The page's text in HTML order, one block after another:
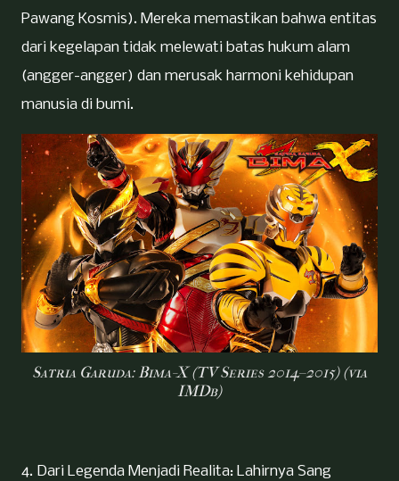
Pawang Kosmis). Mereka memastikan bahwa entitas
dari kegelapan tidak melewati batas hukum alam
(angger-angger) dan merusak harmoni kehidupan
manusia di bumi.
Satria Garuda: Bima-X (TV Series 2014–2015) (via
IMDb)
4. Dari Legenda Menjadi Realita: Lahirnya Sang